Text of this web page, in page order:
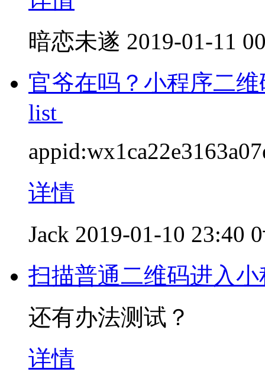
暗恋未遂 2019-01-11
官爷在吗？小程序二
list
详情
Jack 2019-01-10 23:40
扫描普通二维码进入
还有办法测试？
详情